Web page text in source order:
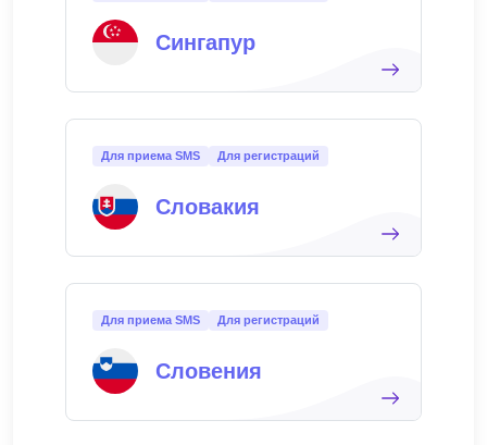
Сингапур
Для приема SMS Для регистраций
Словакия
Для приема SMS Для регистраций
Словения